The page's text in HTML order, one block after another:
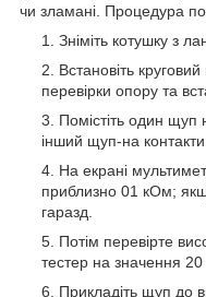
чи зламані. Процедура
Зніміть котушку з
Встановіть
перевірки опору та
Помістіть один щуп
інший щуп-на
На екрані
приблизно 01 кОм;
гаразд.
Потім перевірте
тестер на значення 20
Прикладіть щуп до